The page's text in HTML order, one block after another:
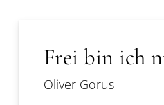
Frei bin ich
Oliver Gorus